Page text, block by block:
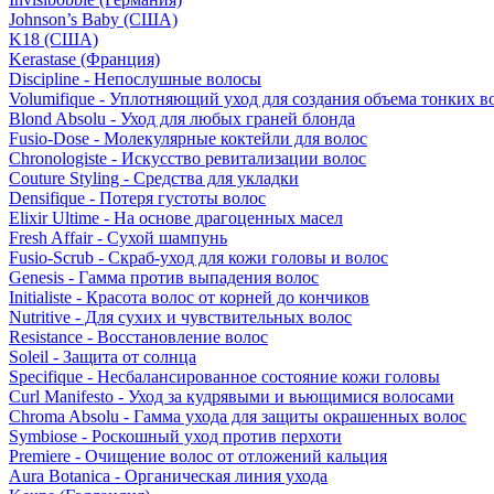
Johnson’s Baby (США)
K18 (США)
Kerastase (Франция)
Discipline - Непослушные волосы
Volumifique - Уплотняющий уход для создания объема тонких
Blond Absolu - Уход для любых граней блонда
Fusio-Dose - Молекулярные коктейли для волос
Chronologiste - Искусство ревитализации волос
Couture Styling - Средства для укладки
Densifique - Потеря густоты волос
Elixir Ultime - На основе драгоценных масел
Fresh Affair - Сухой шампунь
Fusio-Scrub - Скраб-уход для кожи головы и волос
Genesis - Гамма против выпадения волос
Initialiste - Красота волос от корней до кончиков
Nutritive - Для сухих и чувствительных волос
Resistance - Восстановление волос
Soleil - Защита от солнца
Specifique - Несбалансированное состояние кожи головы
Curl Manifesto - Уход за кудрявыми и вьющимися волосами
Chroma Absolu - Гамма ухода для защиты окрашенных волос
Symbiose - Роскошный уход против перхоти
Premiere - Очищение волос от отложений кальция
Aura Botanica - Органическая линия ухода